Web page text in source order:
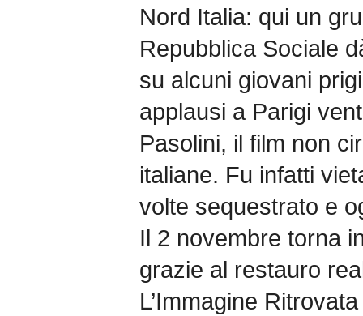
Nord Italia: qui un
Repubblica Sociale
su alcuni giovani
applausi a Parigi
Pasolini, il film non
italiane. Fu infatti
volte sequestrato e
Il 2 novembre torna
grazie al restauro
L’Immagine